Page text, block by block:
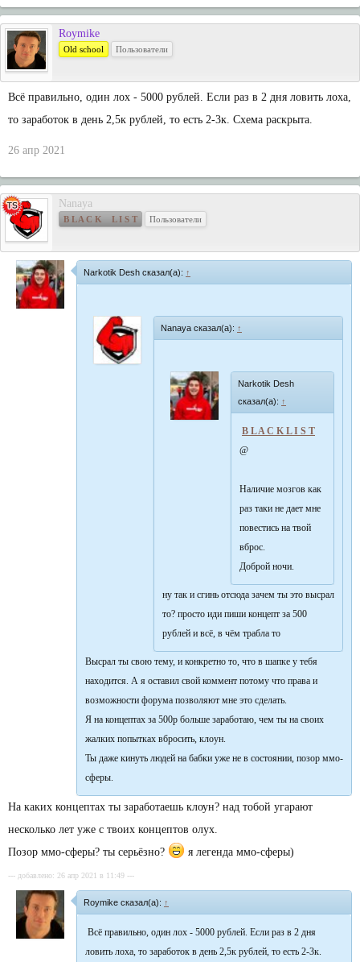
Roymike
Old school Пользователи
Всё правильно, один лох - 5000 рублей. Если раз в 2 дня ловить лоха,
то заработок в день 2,5к рублей, то есть 2-3к. Схема раскрыта.
26 апр 2021
Nanaya
B L A C K L I S T Пользователи
Narkotik Desh сказал(а): ↑
Nanaya сказал(а): ↑
Narkotik Desh
сказал(а): ↑
B L A C K L I S T
@
Наличие мозгов как
раз таки не дает мне
повестись на твой
вброс.
Доброй ночи.
ну так и сгинь отсюда зачем ты это высрал
то? просто иди пиши концепт за 500
рублей и всё, в чём трабла то
Высрал ты свою тему, и конкретно то, что в шапке у тебя
находится. А я оставил свой коммент потому что права и
возможности форума позволяют мне это сделать.
Я на концептах за 500р больше заработаю, чем ты на своих
жалких попытках вбросить, клоун.
Ты даже кинуть людей на бабки уже не в состоянии, позор ммо-
сферы.
На каких концептах ты заработаешь клоун? над тобой угарают
несколько лет уже с твоих концептов олух.
Позор ммо-сферы? ты серьёзно?
я легенда ммо-сферы)
--- добавлено: 26 апр 2021 в 11:49 ---
Roymike сказал(а): ↑
Всё правильно, один лох - 5000 рублей. Если раз в 2 дня
ловить лоха, то заработок в день 2,5к рублей, то есть 2-3к.